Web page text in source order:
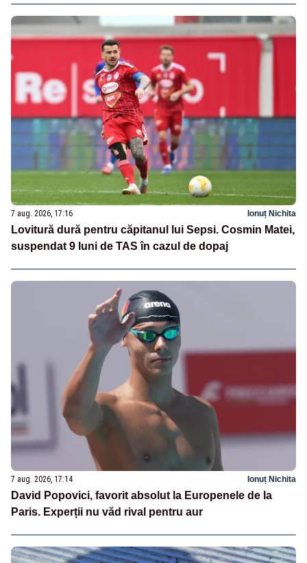
7 aug. 2026, 17:16 Ionuț Nichita
Lovitură dură pentru căpitanul lui Sepsi. Cosmin Matei,
suspendat 9 luni de TAS în cazul de dopaj
7 aug. 2026, 17:14 Ionuț Nichita
David Popovici, favorit absolut la Europenele de la
Paris. Experții nu văd rival pentru aur